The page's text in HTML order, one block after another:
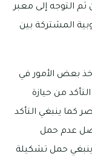
التوجه إلى معبر
المشتركة بين
بعض الأمور في
من حيازة
كما ينبغي التأكد
عدم حمل
ينبغي حمل تشكيلة